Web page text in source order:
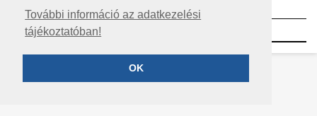
További információ az adatkezelési
tájékoztatóban!
OK
©2023 SZÉKESFEHÉRVÁR MEGYEI JOGÚ VÁROS